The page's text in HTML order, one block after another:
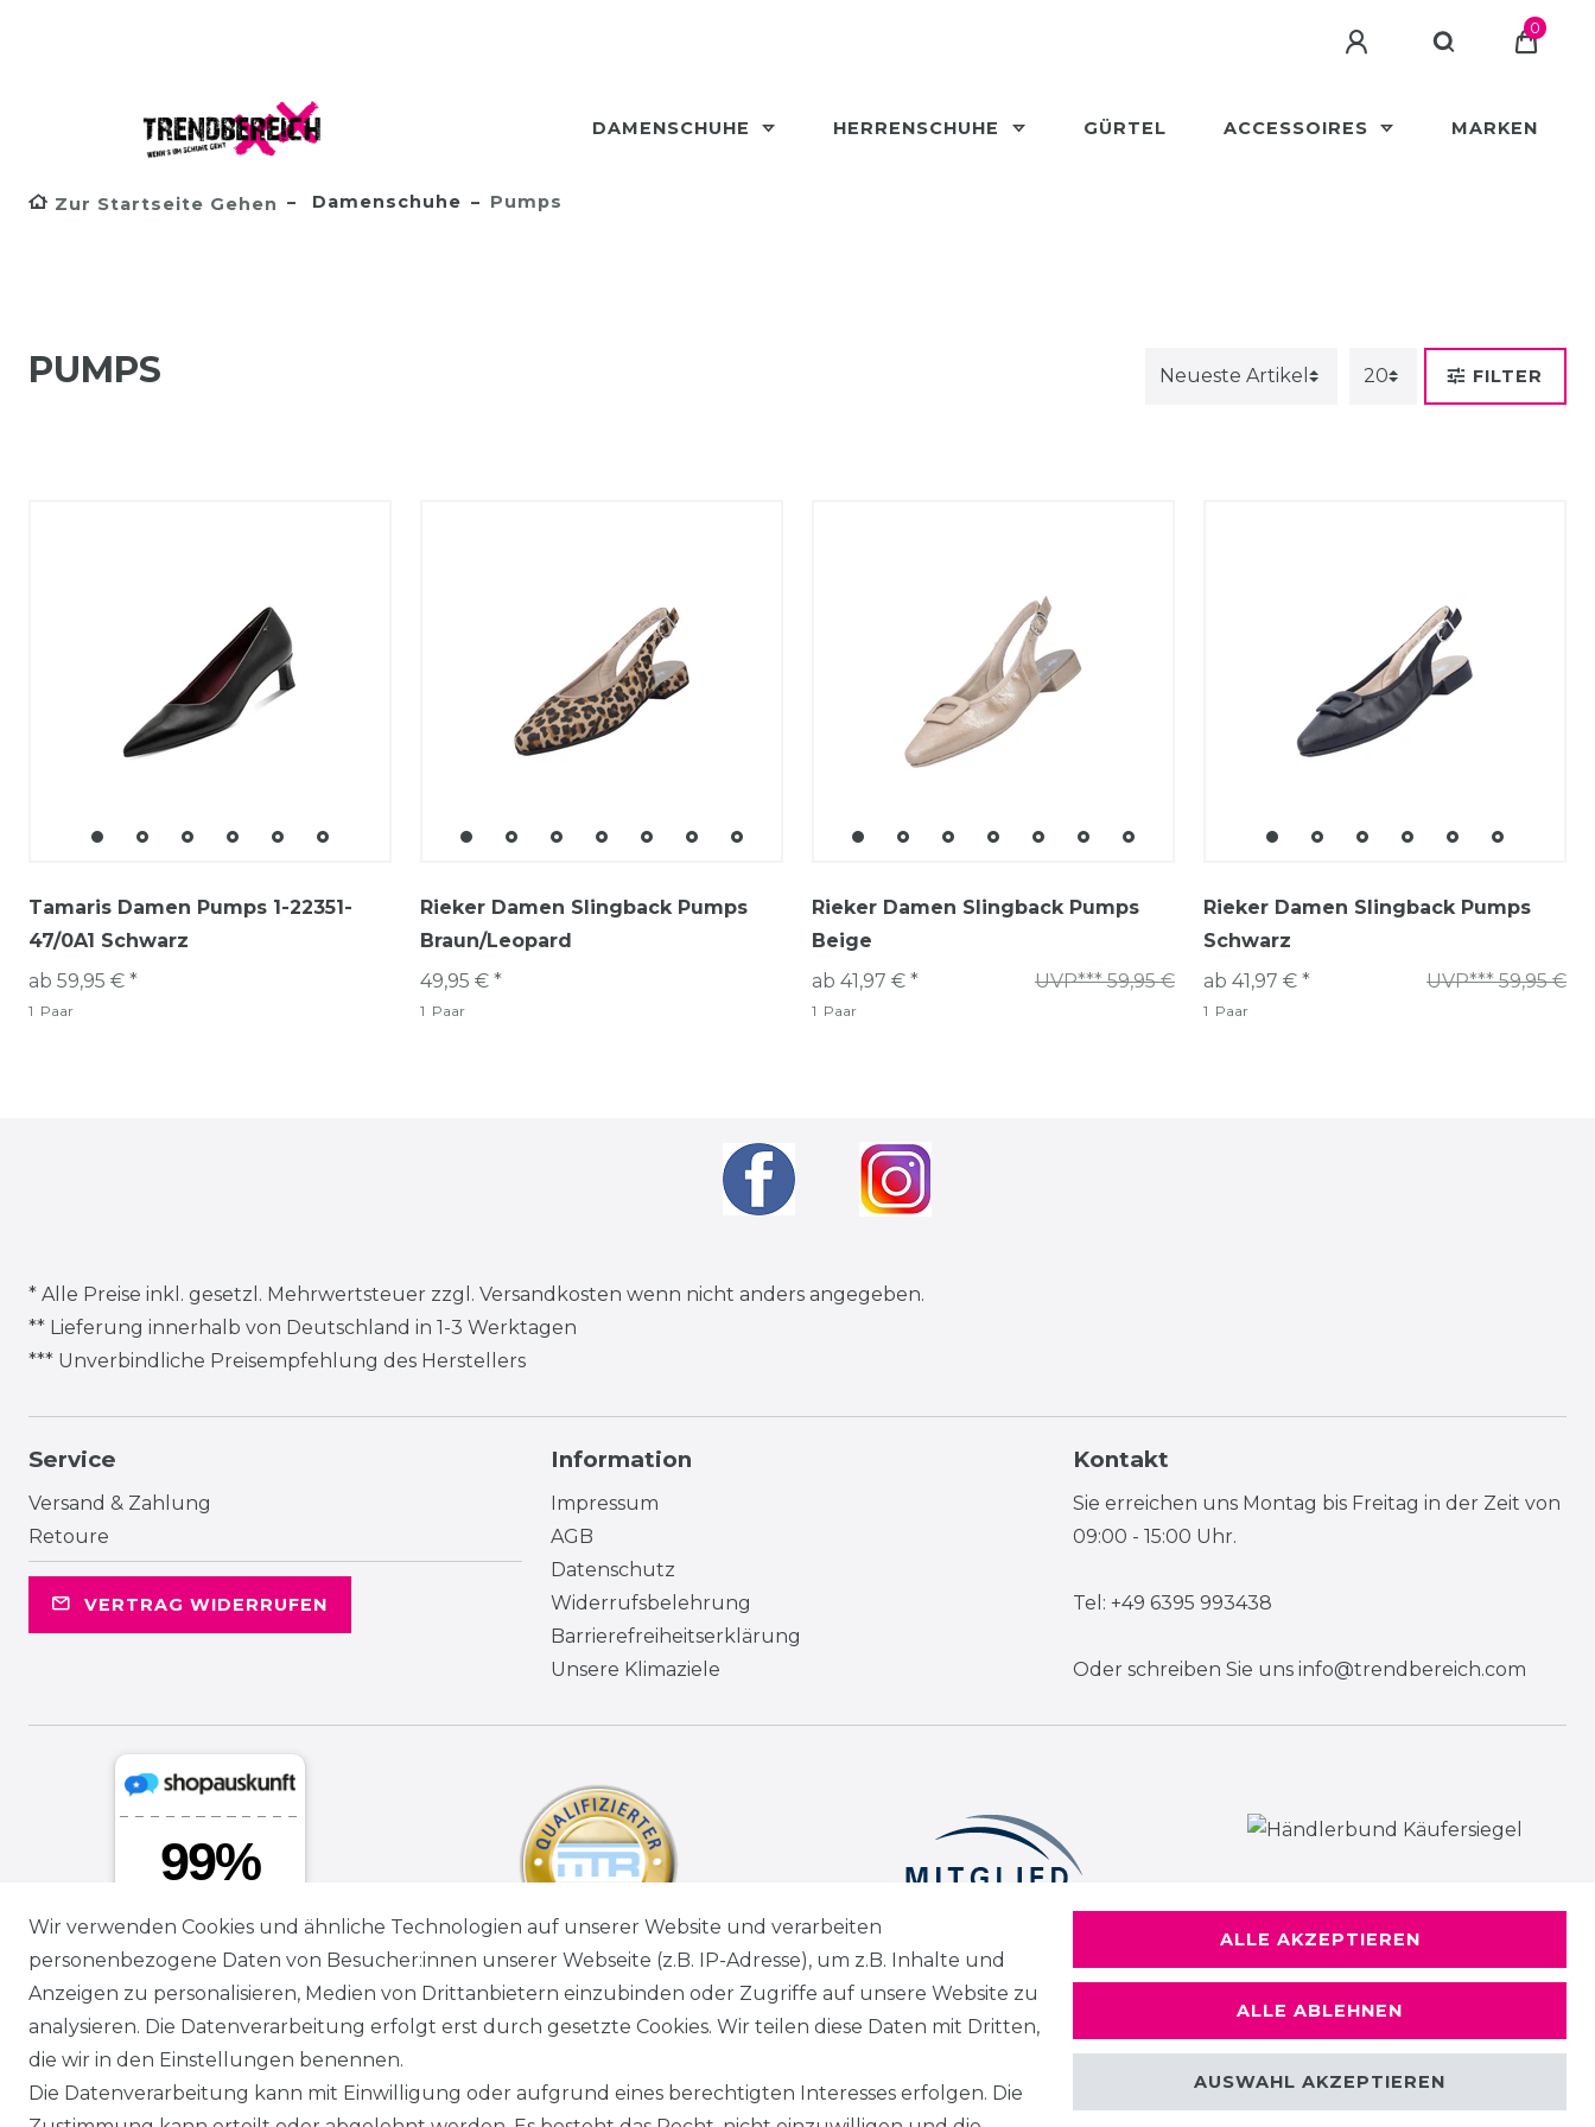
0
DAMENSCHUHE HERRENSCHUHE GÜRTEL ACCESSOIRES MARKEN
Zur Startseite Gehen Damenschuhe Pumps
PUMPS FILTER
Tamaris Damen Pumps 1-22351-
47/0A1 Schwarz
ab 59,95 € *
1 Paar
Rieker Damen Slingback Pumps
Braun/Leopard
49,95 € *
1 Paar
Rieker Damen Slingback Pumps
Beige
UVP*** 59,95 €
ab 41,97 € *
1 Paar
Rieker Damen Slingback Pumps
Schwarz
UVP*** 59,95 €
ab 41,97 € *
1 Paar
* Alle Preise inkl. gesetzl. Mehrwertsteuer zzgl. Versandkosten wenn nicht anders angegeben.
** Lieferung innerhalb von Deutschland in 1-3 Werktagen
*** Unverbindliche Preisempfehlung des Herstellers
Service
Versand & Zahlung
Retoure
VERTRAG WIDERRUFEN
Information
Impressum
AGB
Datenschutz
Widerrufsbelehrung
Barrierefreiheitserklärung
Unsere Klimaziele
Kontakt
Sie erreichen uns Montag bis Freitag in der Zeit von
09:00 - 15:00 Uhr.
Tel: +49 6395 993438
Oder schreiben Sie uns info@trendbereich.com
Wir verwenden Cookies und ähnliche Technologien auf unserer Website und verarbeiten
personenbezogene Daten von Besucher:innen unserer Webseite (z.B. IP-Adresse), um z.B. Inhalte und
Anzeigen zu personalisieren, Medien von Drittanbietern einzubinden oder Zugriffe auf unsere Website zu
analysieren. Die Datenverarbeitung erfolgt erst durch gesetzte Cookies. Wir teilen diese Daten mit Dritten,
die wir in den Einstellungen benennen.
Die Datenverarbeitung kann mit Einwilligung oder aufgrund eines berechtigten Interesses erfolgen. Die
ALLE AKZEPTIEREN
ALLE ABLEHNEN
AUSWAHL AKZEPTIEREN